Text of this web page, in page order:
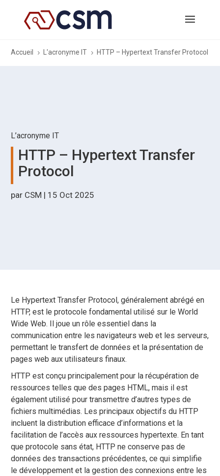
Accueil 5 L'acronyme IT 5 HTTP – Hypertext Transfer Protocol
L’acronyme IT
HTTP – Hypertext Transfer
Protocol
par CSM | 15 Oct 2025
Le Hypertext Transfer Protocol, généralement abrégé en
HTTP, est le protocole fondamental utilisé sur le World
Wide Web. Il joue un rôle essentiel dans la
communication entre les navigateurs web et les serveurs,
permettant le transfert de données et la présentation de
pages web aux utilisateurs finaux.
HTTP est conçu principalement pour la récupération de
ressources telles que des pages HTML, mais il est
également utilisé pour transmettre d’autres types de
fichiers multimédias. Les principaux objectifs du HTTP
incluent la distribution efficace d’informations et la
facilitation de l’accès aux ressources hypertexte. En tant
que protocole sans état, HTTP ne conserve pas de
données des transactions précédentes, ce qui simplifie
le développement et la gestion des connexions entre les